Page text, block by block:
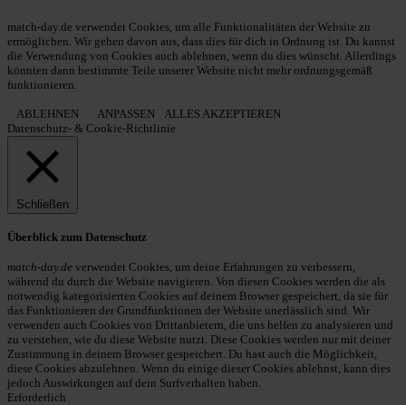
match-day.de verwendet Cookies, um alle Funktionalitäten der Website zu
ermöglichen. Wir gehen davon aus, dass dies für dich in Ordnung ist. Du kannst
die Verwendung von Cookies auch ablehnen, wenn du dies wünscht. Allerdings
könnten dann bestimmte Teile unserer Website nicht mehr ordnungsgemäß
funktionieren.
ABLEHNEN ANPASSEN
ALLES AKZEPTIEREN
Datenschutz- & Cookie-Richtlinie
Schließen
Überblick zum Datenschutz
match-day.de verwendet Cookies, um deine Erfahrungen zu verbessern,
während du durch die Website navigieren. Von diesen Cookies werden die als
notwendig kategorisierten Cookies auf deinem Browser gespeichert, da sie für
das Funktionieren der Grundfunktionen der Website unerlässlich sind. Wir
verwenden auch Cookies von Drittanbietern, die uns helfen zu analysieren und
zu verstehen, wie du diese Website nutzt. Diese Cookies werden nur mit deiner
Zustimmung in deinem Browser gespeichert. Du hast auch die Möglichkeit,
diese Cookies abzulehnen. Wenn du einige dieser Cookies ablehnst, kann dies
jedoch Auswirkungen auf dein Surfverhalten haben.
Erforderlich